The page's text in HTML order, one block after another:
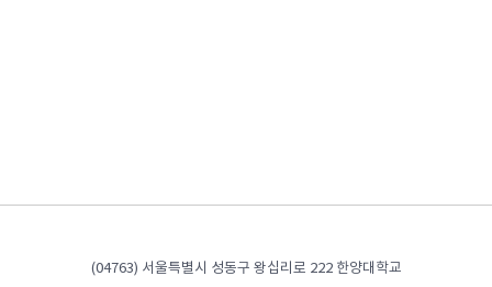
(04763) 서울특별시 성동구 왕십리로 222 한양대학교